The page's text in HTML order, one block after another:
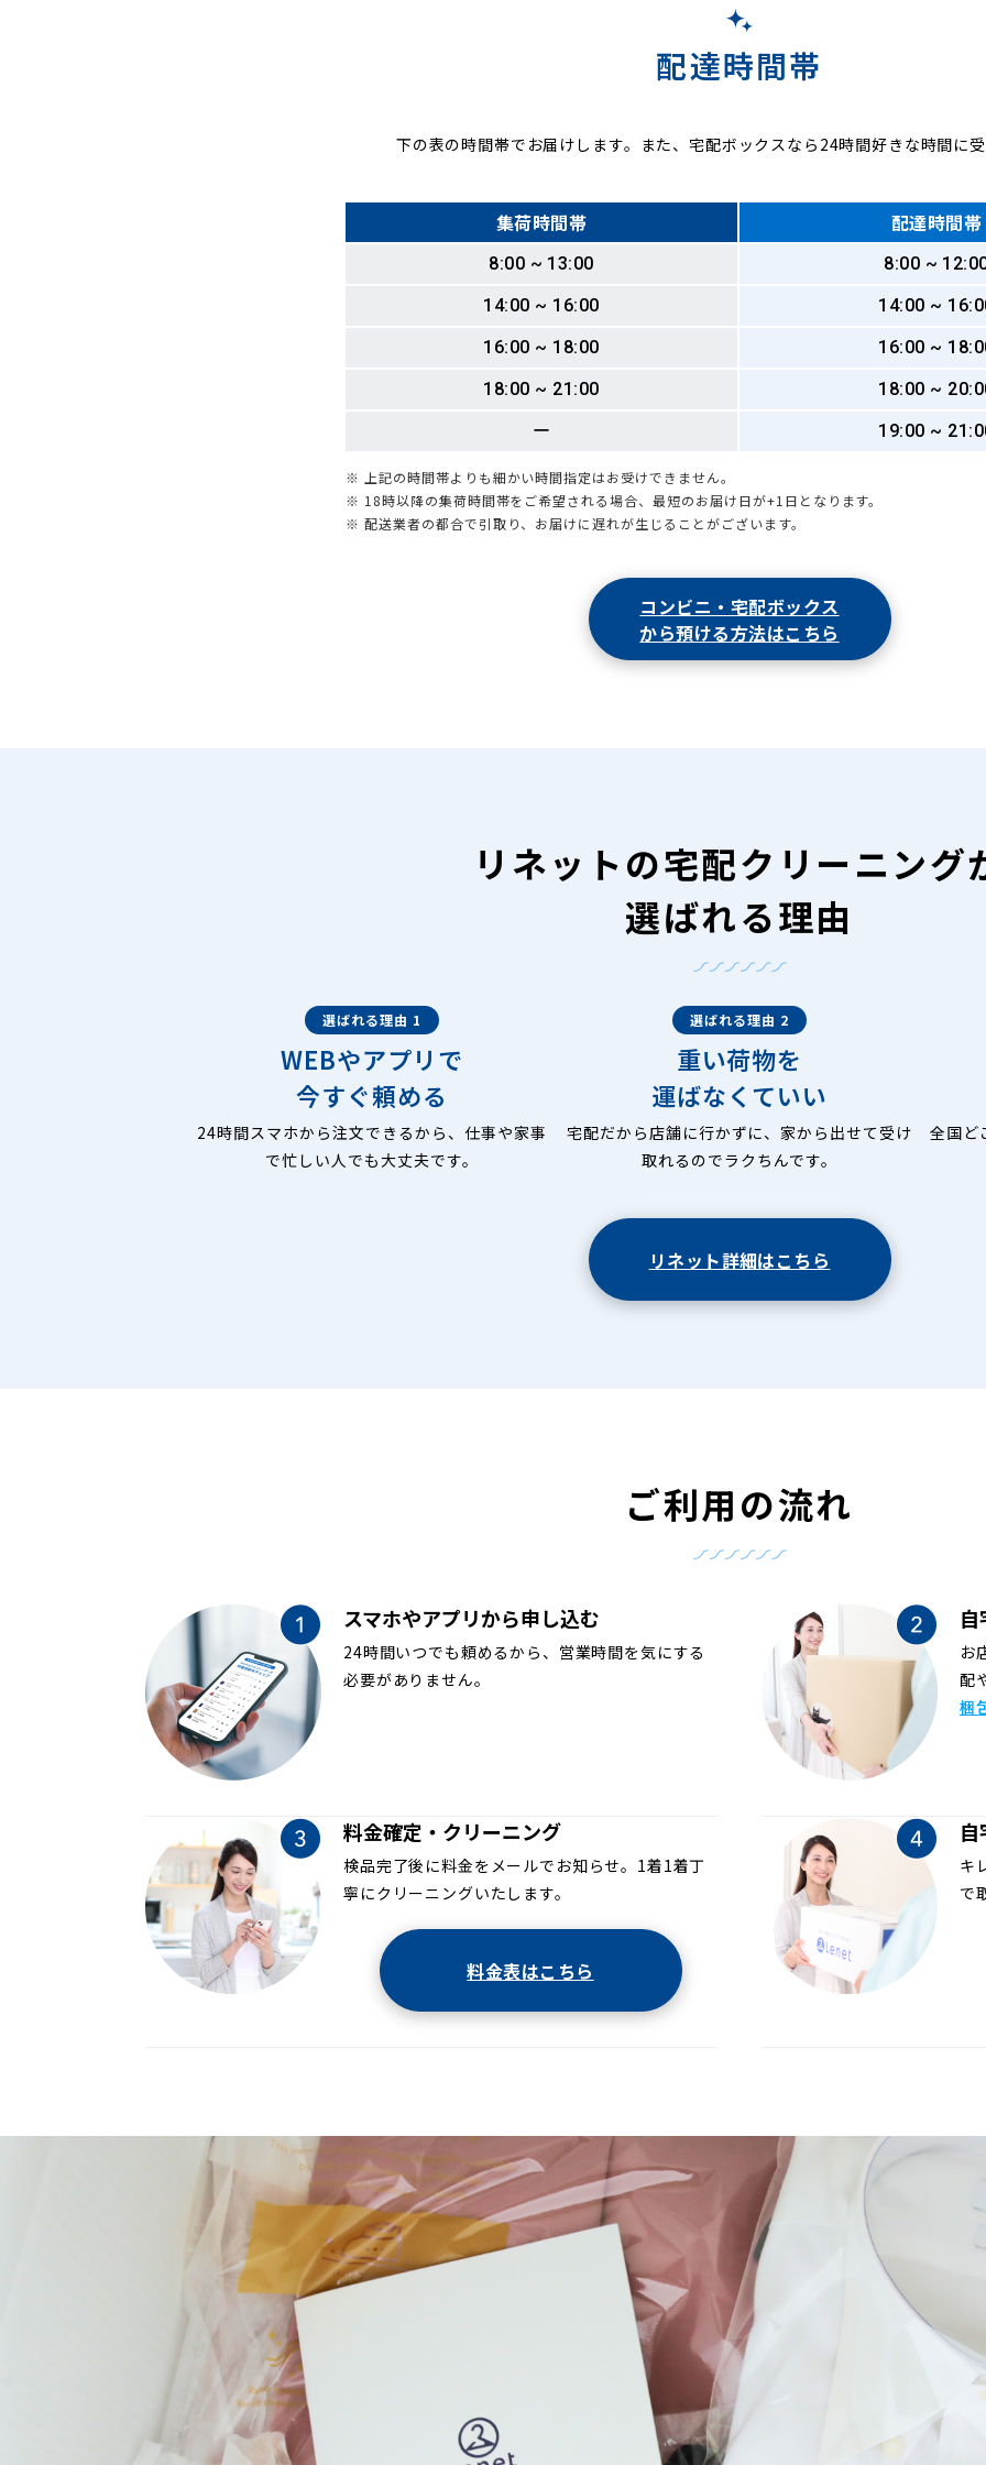
配達時間帯
下の表の時間帯でお届けします。また、宅配ボックスなら24時間好きな時間に
集荷時間帯 配達時間帯
8:00 ~ 13:00
8:00 ~
14:00 ~ 16:00
14:00 ~
16:00 ~ 18:00
16:00 ~
18:00 ~ 21:00
18:00 ~
ー
19:00 ~
※ 上記の時間帯よりも細かい時間指定はお受けできません。
※ 18時以降の集荷時間帯をご希望される場合、最短のお届け日が+1日となります。
※ 配送業者の都合で引取り、お届けに遅れが生じることがございます。
コンビニ・宅配ボックス
から預ける方法はこちら
リネットの宅配クリーニング
選ばれる理由
選ばれる理由 1
WEBやアプリで
今すぐ頼める
24時間スマホから注文できるから、仕事や家事
で忙しい人でも大丈夫です。
選ばれる理由 2
重い荷物を
運ばなくていい
宅配だから店舗に行かずに、家から出せて受け
取れるのでラクちんです。
全国ど
リネット詳細はこちら
ご利用の流れ
スマホやアプリから申し込む
24時間いつでも頼めるから、営業時間を気にする
必要がありません。
お
配
梱
料金確定・クリーニング
検品完了後に料金をメールでお知らせ。1着1着丁
寧にクリーニングいたします。
料金表はこちら
キ
で